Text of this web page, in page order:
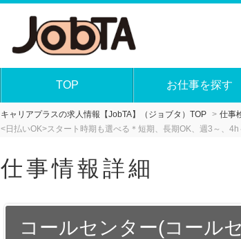
TOP お仕事を探す
キャリアプラスの求人情報【JobTA】（ジョブタ）TOP 仕事
<日払いOK>スタート時期も選べる＊短期、長期OK、週3～、4h
仕事情報詳細
コールセンター(コール